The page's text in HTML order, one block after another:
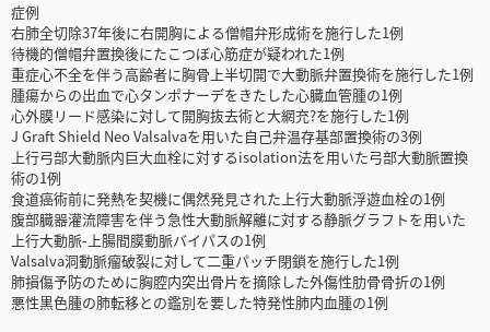
症例
右肺全切除37年後に右開胸による僧帽弁形成術を施行した1例
待機的僧帽弁置換後にたこつぼ心筋症が疑われた1例
重症心不全を伴う高齢者に胸骨上半切開で大動脈弁置換術を施行した1例
腫瘍からの出血で心タンポナーデをきたした心臓血管腫の1例
心外膜リード感染に対して開胸抜去術と大網充?を施行した1例
J Graft Shield Neo Valsalvaを用いた自己弁温存基部置換術の3例
上行弓部大動脈内巨大血栓に対するisolation法を用いた弓部大動脈置換
術の1例
食道癌術前に発熱を契機に偶然発見された上行大動脈浮遊血栓の1例
腹部臓器灌流障害を伴う急性大動脈解離に対する静脈グラフトを用いた
上行大動脈-上腸間膜動脈バイパスの1例
Valsalva洞動脈瘤破裂に対して二重パッチ閉鎖を施行した1例
肺損傷予防のために胸腔内突出骨片を摘除した外傷性肋骨骨折の1例
悪性黒色腫の肺転移との鑑別を要した特発性肺内血腫の1例